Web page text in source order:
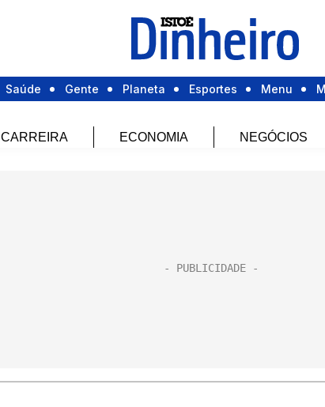
Saúde Gente Planeta Esportes Menu
CARREIRA ECONOMIA NEGÓCIOS